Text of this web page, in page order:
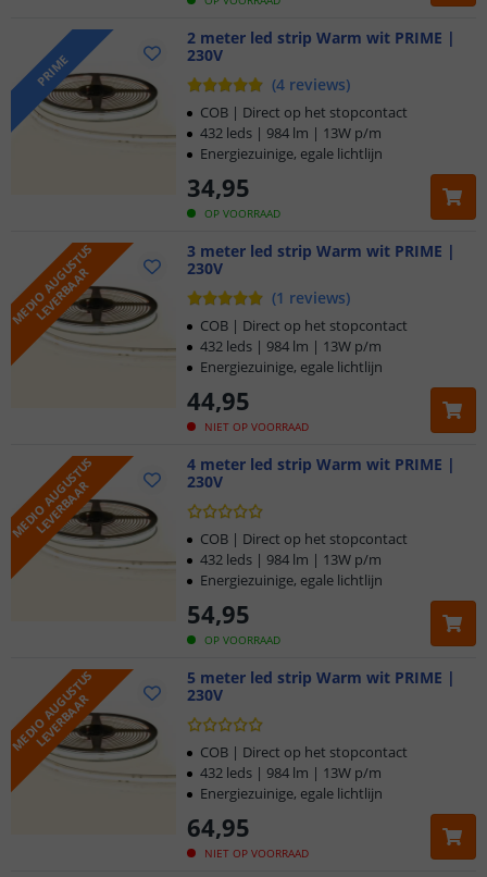
PRIME
2 meter led strip Warm wit PRIME |
230V
(4 reviews)
OP VOORRAAD
34,95
COB | Direct op het stopcontact
432 leds | 984 lm | 13W p/m
Energiezuinige, egale lichtlijn
M
E
D
I
O
A
U
G
U
S
T
U
S
L
E
V
E
R
B
A
A
R
3 meter led strip Warm wit PRIME |
230V
(1 reviews)
NIET OP VOORRAAD
44,95
COB | Direct op het stopcontact
432 leds | 984 lm | 13W p/m
Energiezuinige, egale lichtlijn
M
E
D
I
O
A
U
G
U
S
T
U
S
L
E
V
E
R
B
A
A
R
4 meter led strip Warm wit PRIME |
230V
OP VOORRAAD
54,95
COB | Direct op het stopcontact
432 leds | 984 lm | 13W p/m
Energiezuinige, egale lichtlijn
M
E
D
I
O
A
U
G
U
S
T
U
S
L
E
V
E
R
B
A
A
R
5 meter led strip Warm wit PRIME |
230V
NIET OP VOORRAAD
64,95
COB | Direct op het stopcontact
432 leds | 984 lm | 13W p/m
Energiezuinige, egale lichtlijn